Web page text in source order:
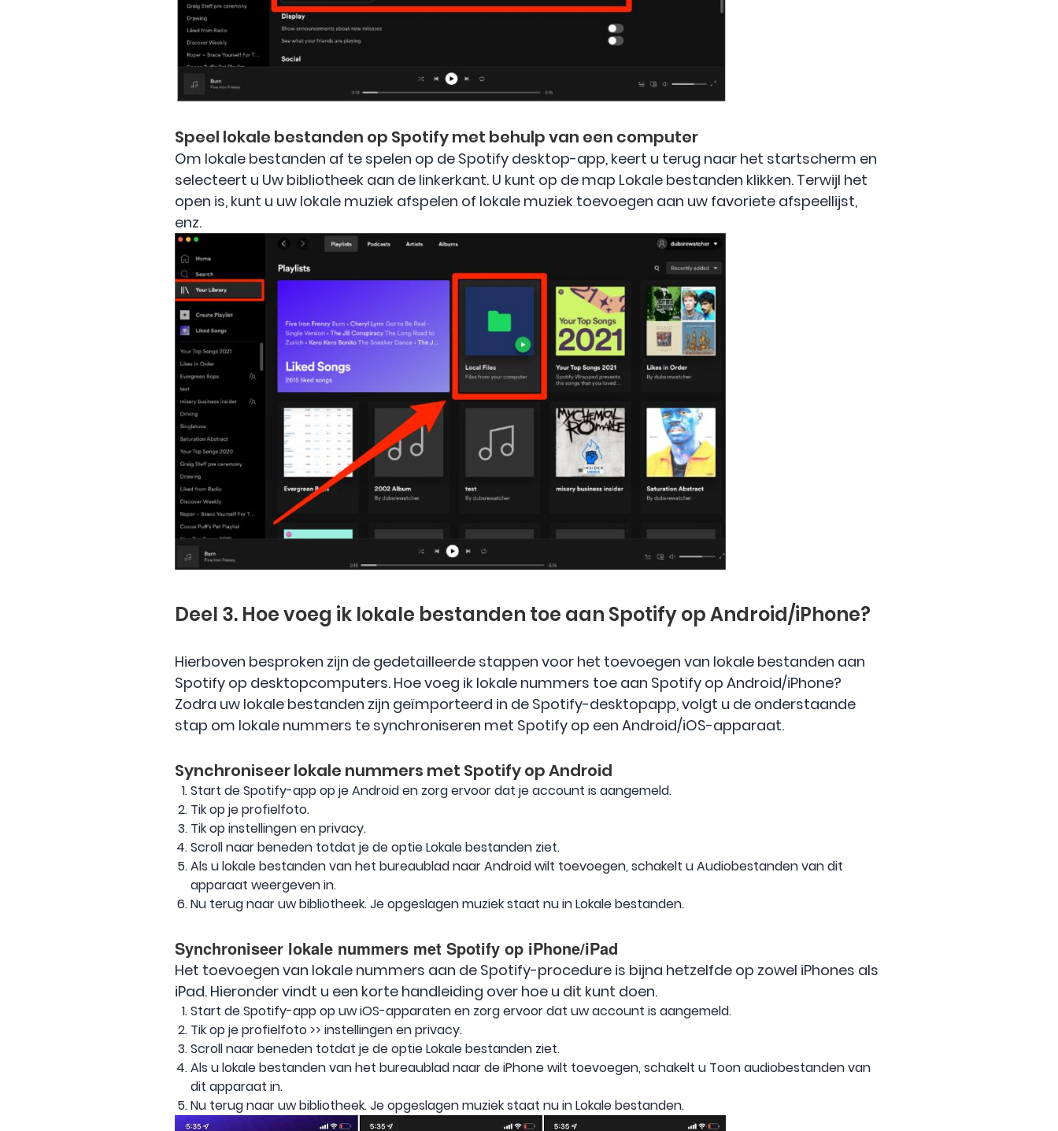
Speel lokale bestanden op Spotify met behulp van een computer
Om lokale bestanden af ​​te spelen op de Spotify desktop-app, keert u terug naar het startscherm en
selecteert u Uw bibliotheek aan de linkerkant. U kunt op de map Lokale bestanden klikken. Terwijl het
open is, kunt u uw lokale muziek afspelen of lokale muziek toevoegen aan uw favoriete afspeellijst,
enz.
Deel 3. Hoe voeg ik lokale bestanden toe aan Spotify op Android/iPhone?
Hierboven besproken zijn de gedetailleerde stappen voor het toevoegen van lokale bestanden aan
Spotify op desktopcomputers. Hoe voeg ik lokale nummers toe aan Spotify op Android/iPhone?
Zodra uw lokale bestanden zijn geïmporteerd in de Spotify-desktopapp, volgt u de onderstaande
stap om lokale nummers te synchroniseren met Spotify op een Android/iOS-apparaat.
Synchroniseer lokale nummers met Spotify op Android
Start de Spotify-app op je Android en zorg ervoor dat je account is aangemeld.
Tik op je profielfoto.
Tik op instellingen en privacy.
Scroll naar beneden totdat je de optie Lokale bestanden ziet.
Als u lokale bestanden van het bureaublad naar Android wilt toevoegen, schakelt u Audiobestanden van dit
apparaat weergeven in.
Nu terug naar uw bibliotheek. Je opgeslagen muziek staat nu in Lokale bestanden.
Synchroniseer lokale nummers met Spotify op iPhone/iPad
Het toevoegen van lokale nummers aan de Spotify-procedure is bijna hetzelfde op zowel iPhones als
iPad. Hieronder vindt u een korte handleiding over hoe u dit kunt doen.
Start de Spotify-app op uw iOS-apparaten en zorg ervoor dat uw account is aangemeld.
Tik op je profielfoto >> instellingen en privacy.
Scroll naar beneden totdat je de optie Lokale bestanden ziet.
Als u lokale bestanden van het bureaublad naar de iPhone wilt toevoegen, schakelt u Toon audiobestanden van
dit apparaat in.
Nu terug naar uw bibliotheek. Je opgeslagen muziek staat nu in Lokale bestanden.